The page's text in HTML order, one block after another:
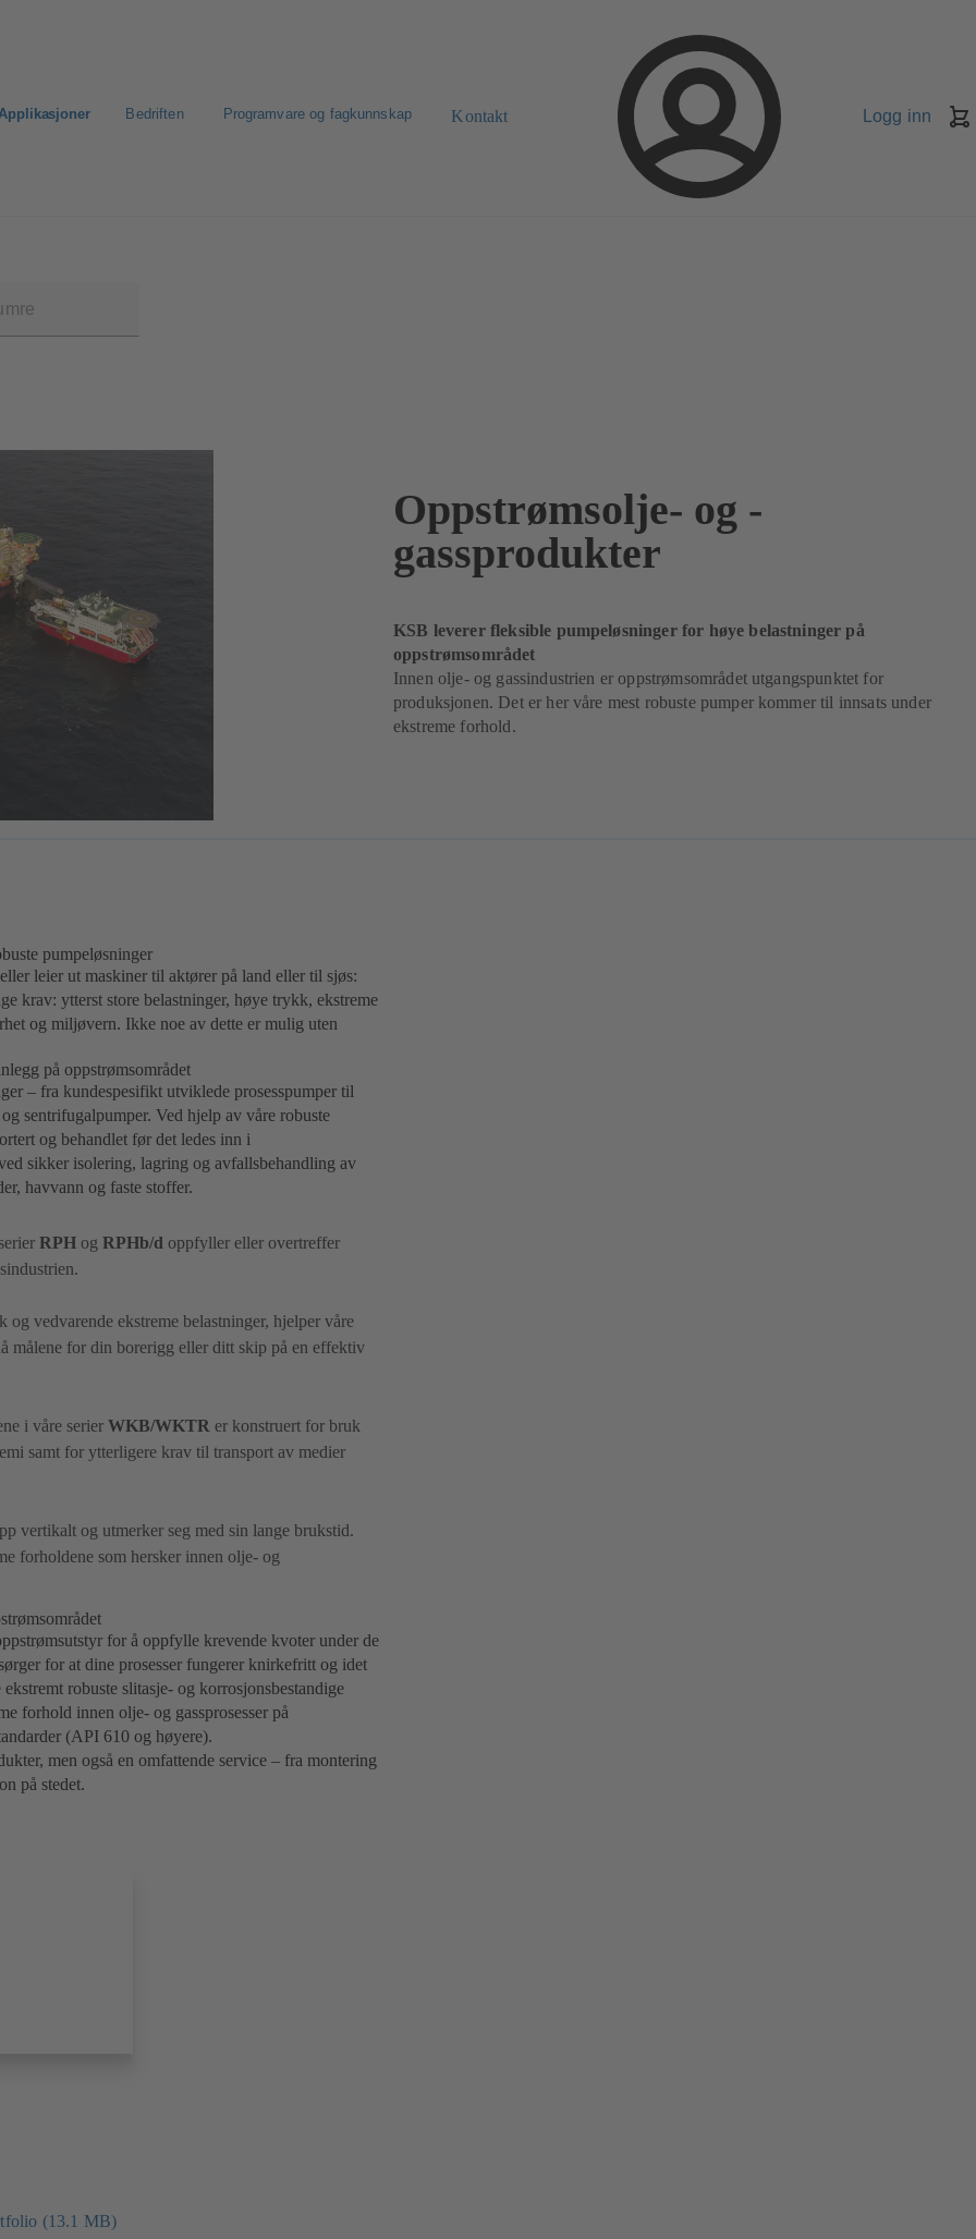
Bedriften Programvare og fagkunnskap Kontakt Logg inn
Oppstrømsolje- og -
gassprodukter
KSB leverer fleksible pumpeløsninger for høye belastninger på
oppstrømsområdet
Innen olje- og gassindustrien er oppstrømsområdet utgangspunktet for
produksjonen. Det er her våre mest robuste pumper kommer til innsats under
ekstreme forhold.
pumpeløsninger
leier ut maskiner til aktører på land eller til sjøs:
krav: ytterst store belastninger, høye trykk, ekstreme
og miljøvern. Ikke noe av dette er mulig uten
på oppstrømsområdet
– fra kundespesifikt utviklede prosesspumper til
sentrifugalpumper. Ved hjelp av våre robuste
og behandlet før det ledes inn i
sikker isolering, lagring og avfallsbehandling av
havvann og faste stoffer.
RPH og RPHb/d oppfyller eller overtreffer
vedvarende ekstreme belastninger, hjelper våre
målene for din borerigg eller ditt skip på en effektiv
i våre serier WKB/WKTR er konstruert for bruk
samt for ytterligere krav til transport av medier
vertikalt og utmerker seg med sin lange brukstid.
forholdene som hersker innen olje- og
for å oppfylle krevende kvoter under de
for at dine prosesser fungerer knirkefritt og idet
robuste slitasje- og korrosjonsbestandige
forhold innen olje- og gassprosesser på
(API 610 og høyere).
men også en omfattende service – fra montering
på stedet.
(13.1 MB)